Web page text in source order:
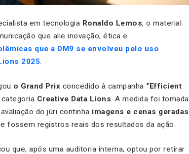
em tecnologia Ronaldo Lemos, o material
que alie inovação, ética e
que a DM9 se envolveu pelo uso
2025.
o Grand Prix concedido à campanha “Efficient
categoria Creative Data Lions. A medida foi tomada
do júri continha imagens e cenas geradas
fossem registros reais dos resultados da ação.
que, após uma auditoria interna, optou por retirar